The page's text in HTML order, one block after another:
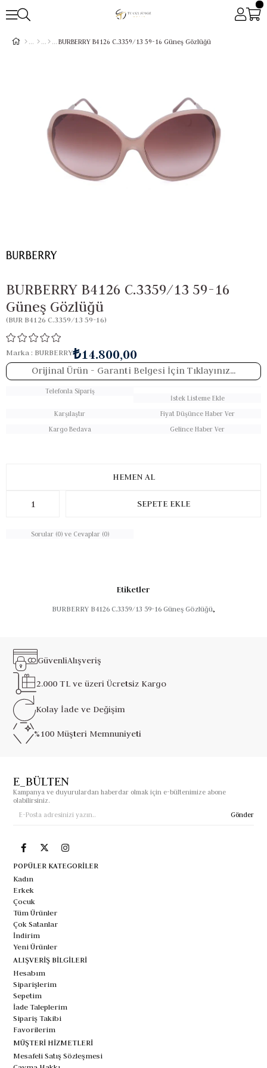
BURBERRY B4126 C.3359/13 59-16 Güneş Gözlüğü
BURBERRY B4126 C.3359/13 59-16
Güneş Gözlüğü
(BUR B4126 C.3359/13 59-16)
Marka : BURBERRY₺14.800,00
Orijinal Ürün - Garanti Belgesi İçin Tıklayınız...
Telefonla Sipariş
İstek Listeme Ekle
Karşılaştır
Fiyat Düşünce Haber Ver
Kargo Bedava
Gelince Haber Ver
Sorular (0) ve Cevaplar (0)
Etiketler
BURBERRY B4126 C.3359/13 59-16 Güneş Gözlüğü,
GüvenliAlışveriş
2.000 TL ve üzeriÜcretsiz Kargo
Kolay İade ve Değişim
%100 Müşteri Memnuniyeti
E_BÜLTEN
Kampanya ve duyurulardan haberdar olmak için e-bültenimize abone
olabilirsiniz.
Gönder
POPÜLER KATEGORİLER
Kadın
Erkek
Çocuk
Tüm Ürünler
Çok Satanlar
İndirim
Yeni Ürünler
ALIŞVERİŞ BİLGİLERİ
Hesabım
Siparişlerim
Sepetim
İade Taleplerim
Sipariş Takibi
Favorilerim
MÜŞTERİ HİZMETLERİ
Mesafeli Satış Sözleşmesi